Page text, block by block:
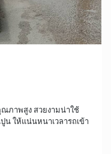
ภาพสูง สวยงามน่าใช้
ให้แน่นหนาเวลารถเข้า